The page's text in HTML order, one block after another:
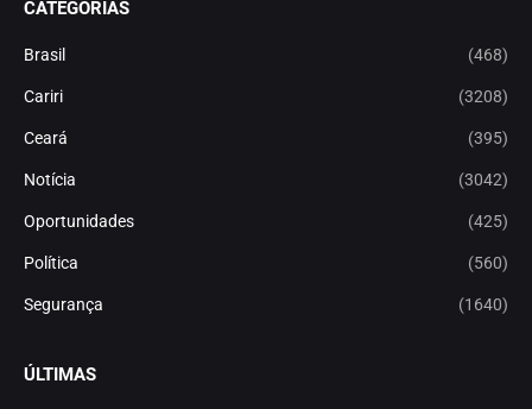
CATEGORIAS
Brasil (468)
Cariri (3208)
Ceará (395)
Notícia (3042)
Oportunidades (425)
Política (560)
Segurança (1640)
ÚLTIMAS